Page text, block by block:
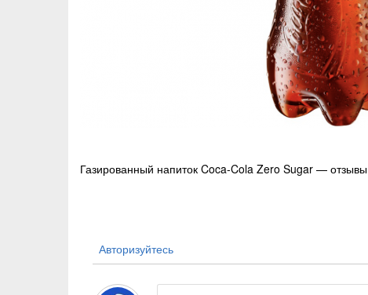
Навигация
Газированный напиток Coca-Cola Zero Sugar — отзывы
Авторизуйтесь